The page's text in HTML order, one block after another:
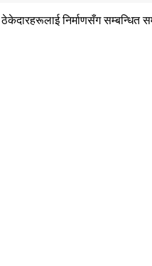
निर्माणसँग सम्बन्धित